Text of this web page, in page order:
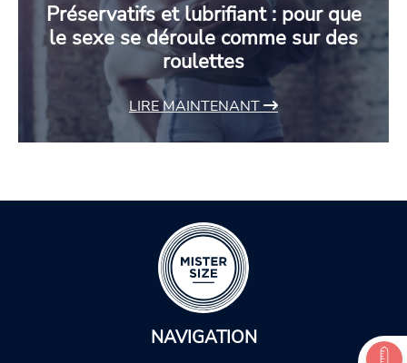
Préservatifs et lubrifiant : pour que
le sexe se déroule comme sur des
roulettes
LIRE MAINTENANT
NAVIGATION